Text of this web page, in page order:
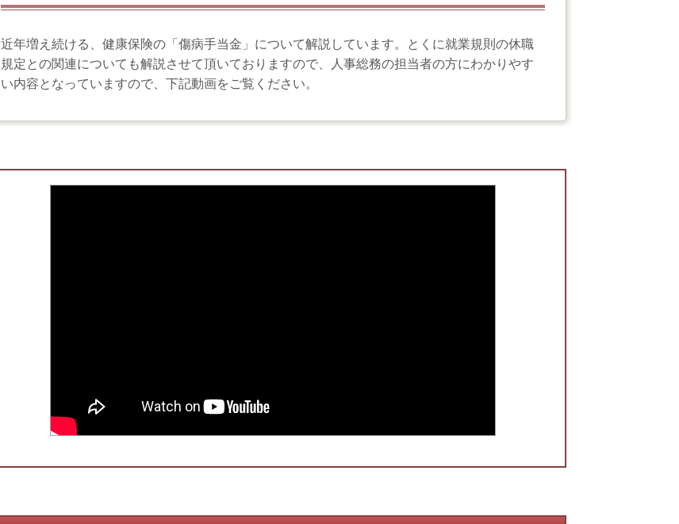
近年増え続ける、健康保険の「傷病手当金」について解説しています。とくに就業規則の休職
規定との関連についても解説させて頂いておりますので、人事総務の担当者の方にわかりやす
い内容となっていますので、下記動画をご覧ください。